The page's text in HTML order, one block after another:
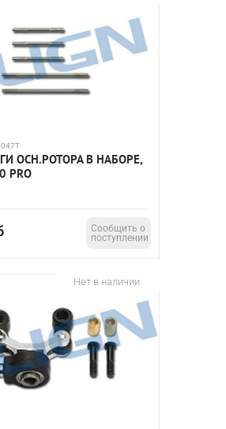
ОСН.РОТОРА В НАБОРЕ,
PRO
Сообщить о
поступлении
Нет в наличии